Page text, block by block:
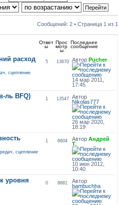
Сообщений: 2 • Страница 1 из 1
Ответ
ы
Прос
мотр
ы
Последнее
сообщение
расход
сцепление
5 13670 АвторPucher
14 мар 2011,
17:45
ль BFQ)
1 13547
Автор
Nikolas777
26 мар 2020,
18:19
сцепление
1 8604 АвторАндрей
Т.
10 июн 2012,
10:40
уровня
0 8881
Автор
bambuchha